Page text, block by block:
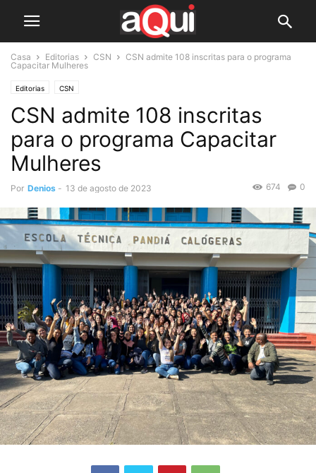
Casa Editorias CSN
CSN admite 108 inscritas para o programa
Capacitar Mulheres
Editorias CSN
CSN admite 108 inscritas
para o programa Capacitar
Mulheres
Por Denios - 13 de agosto de 2023 0
674